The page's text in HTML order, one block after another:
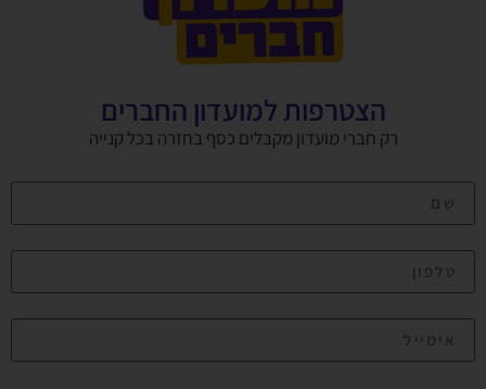
הצטרפות למועדון החברים
רק חברי מועדון מקבלים כסף בחזרה בכל קנייה